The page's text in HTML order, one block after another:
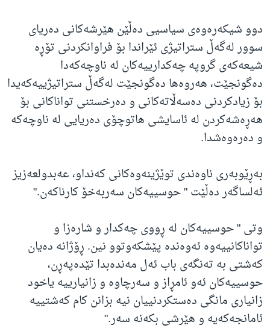
دوو شیکەرەوەی سیاسیی دەڵێن هێرشەکانی دەریای
سوور لەگەڵ ستراتیژی ئێراندا بۆ فراوانکردنی تۆڕە
شیعەکەی گروپە چەکدارییەکان لە ناوچەکەدا
دەگونجێت، هەروەها دەگونجێت لەگەڵ ستراتیژییەکەیدا
بۆ زیادکردنی دەسەڵاتەکانی و دەرخستنی تواناکانی بۆ
هەڕەشەکردن لە ئاسایشی هاتوچۆی دەریایی لە ناوچەکە
و دەرەوەشدا.
بەڕێوبەری ناوەندی توێژینەوەکانی کەنداو، عەبدولعەزیز
ئەلساگەر دەڵێت " حوسییەکان سەربەخۆ کارناکەن."
وتی " حوسییەکان لە ڕووی چەکدار و شارەزا و
تواناکانییەوە ئەوەندە پێشکەوتوو نین. ڕۆژانە دەیان
کەشتی بە تەنگەی باب ئەل مەندەبدا تێدەپەڕن،
حوسییەکان ئەو ئامڕاز و سەرچاوە و زانیارییە یاخود
زانیاری مانگی دەستکردنییان نیە بزانن کام کەشتییە
ئامانجەکەیە و هێرشی بکەنە سەر."